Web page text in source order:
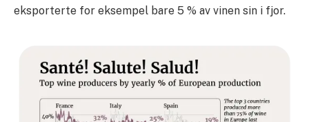
eksporterte for eksempel bare 5 % av vinen sin i fjor.